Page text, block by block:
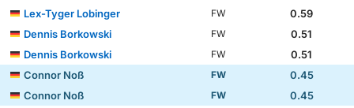
Lex-Tyger Lobinger
FW
0.59
Dennis Borkowski
FW
0.51
Dennis Borkowski
FW
0.51
Connor Noß
FW
0.45
Connor Noß
FW
0.45